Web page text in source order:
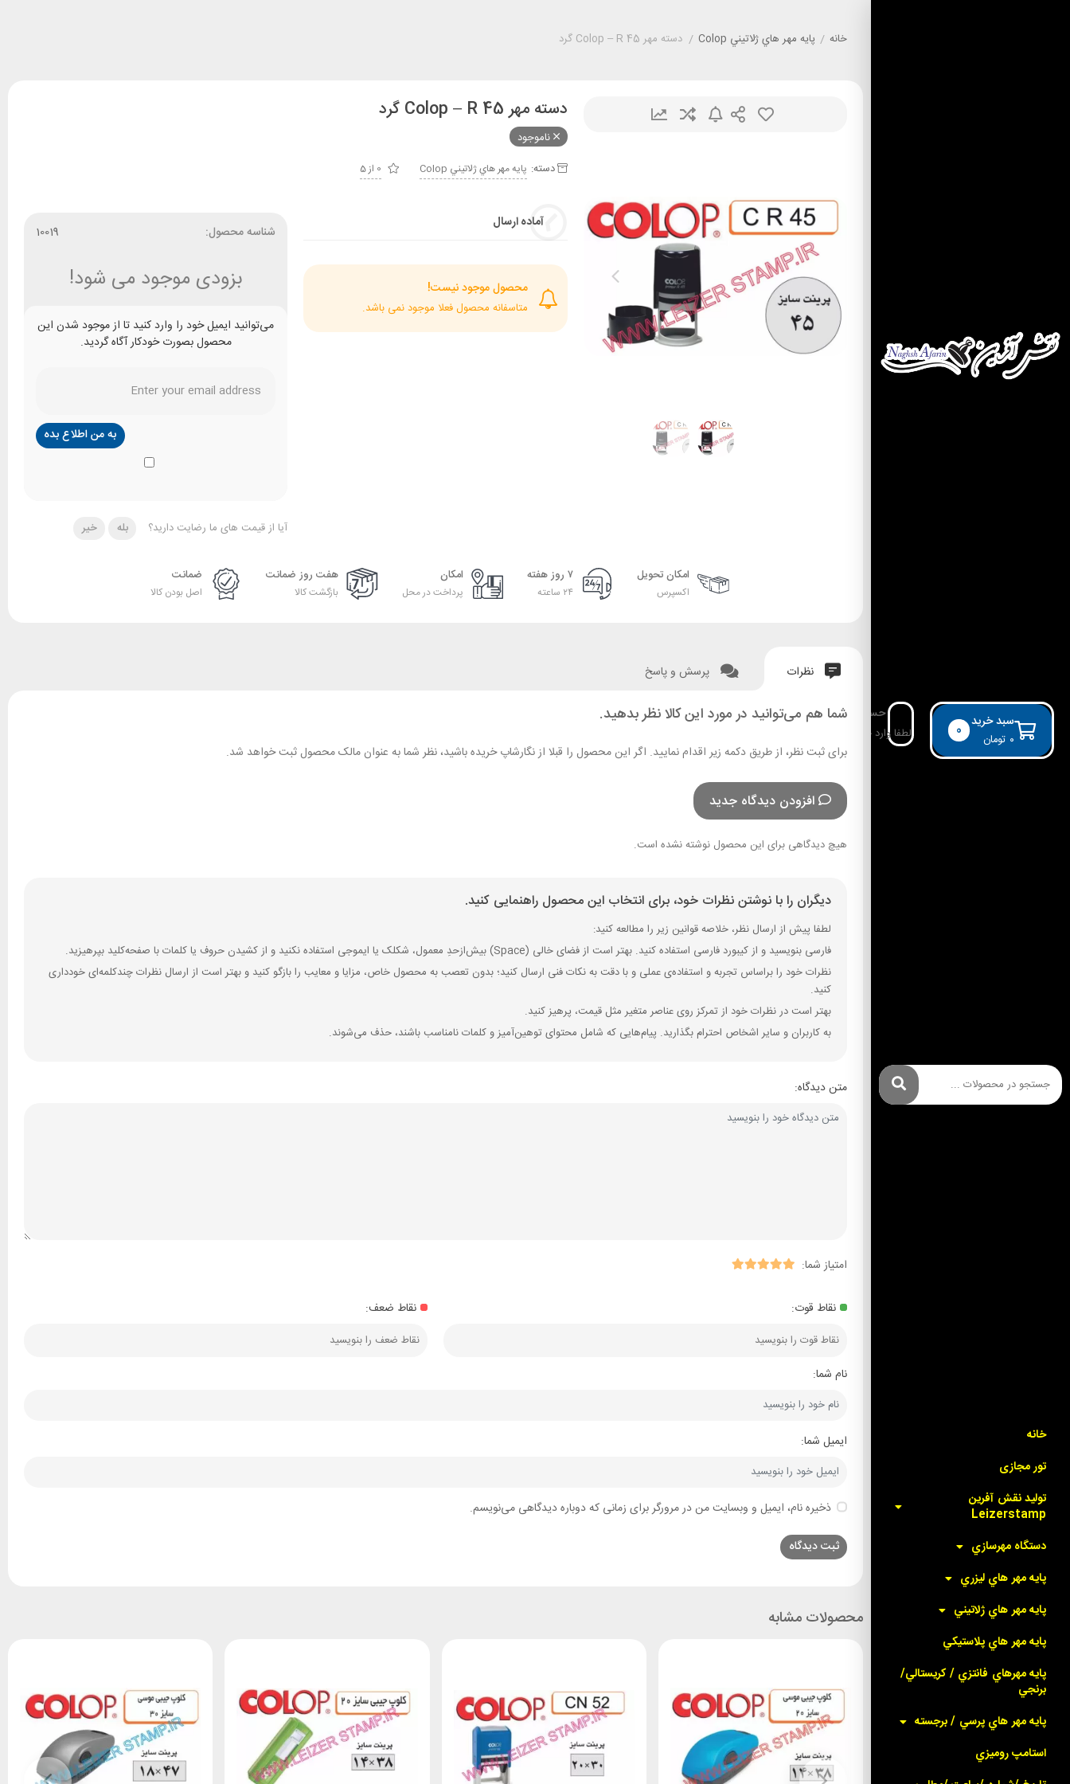
سبد خرید
تومان ۰ 0
حساب کاربری
لطفا وارد حساب خود شوید!
خانه
تور مجازی
توليد نقش آفرين
Leizerstamp
دستگاه مهرسازي
پايه مهر هاي ليزري
پايه مهر هاي ژلاتيني
پايه مهر هاي پلاستيکي
پايه مهرهاي فانتزي / کريستالي/
برنجي
پايه مهر هاي پرسي / برجسته
استامپ روميزي
خانه / پايه مهر هاي ژلاتيني Colop / دسته مهر Colop – R 45 گرد
دسته مهر Colop – R 45 گرد
ناموجود
دسته: پايه مهر هاي ژلاتيني Colop 0 از 5
آماده ارسال
محصول موجود نیست!
متاسفانه محصول فعلا موجود نمی باشد.
شناسه محصول: 10019
بزودی موجود می شود!
می‌توانید ایمیل خود را وارد کنید تا از موجود شدن این
محصول بصورت خودکار آگاه گردید.
آیا از قیمت های ما رضایت دارید؟ بله خیر
امکان تحویل
اکسپرس
۷ روز هفته
۲۴ ساعته
امکان
پرداخت در محل
هفت روز ضمانت
بازگشت کالا
ضمانت
اصل بودن کالا
نظرات پرسش و پاسخ
شما هم می‌توانید در مورد این کالا نظر بدهید.
برای ثبت نظر، از طریق دکمه زیر اقدام نمایید. اگر این محصول را قبلا از نگارشاپ خریده باشید، نظر شما به عنوان مالک محصول ثبت خواهد شد.
افزودن دیدگاه جدید
هیچ دیدگاهی برای این محصول نوشته نشده است.
دیگران را با نوشتن نظرات خود، برای انتخاب این محصول راهنمایی کنید.
لطفا پیش از ارسال نظر، خلاصه قوانین زیر را مطالعه کنید:
فارسی بنویسید و از کیبورد فارسی استفاده کنید. بهتر است از فضای خالی (Space) بیش‌از‌حدِ معمول، شکلک یا ایموجی استفاده نکنید و از کشیدن حروف یا کلمات با صفحه‌کلید بپرهیزید.
نظرات خود را براساس تجربه و استفاده‌ی عملی و با دقت به نکات فنی ارسال کنید؛ بدون تعصب به محصول خاص، مزایا و معایب را بازگو کنید و بهتر است از ارسال نظرات چندکلمه‌‌ای خودداری
کنید.
بهتر است در نظرات خود از تمرکز روی عناصر متغیر مثل قیمت، پرهیز کنید.
به کاربران و سایر اشخاص احترام بگذارید. پیام‌هایی که شامل محتوای توهین‌آمیز و کلمات نامناسب باشند، حذف می‌شوند.
متن دیدگاه:
امتیاز شما:
نقاط قوت: نقاط ضعف:
نام شما:
ایمیل شما:
ذخیره نام، ایمیل و وبسایت من در مرورگر برای زمانی که دوباره دیدگاهی می‌نویسم.
محصولات مشابه